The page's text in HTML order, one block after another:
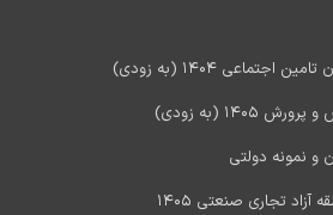
1404 (به زودی)
(به زودی)
و نمونه دولتی
تجاری صنعتی 1405